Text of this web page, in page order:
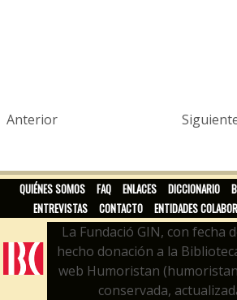
Anterior
QUIÉNES SOMOS FAQ ENLACES DICCIONARIO
ENTREVISTAS
CONTACTO ENTIDADES
La Fundació GIN, con fecha
hecho donación a la
web Humoristan
conservada,